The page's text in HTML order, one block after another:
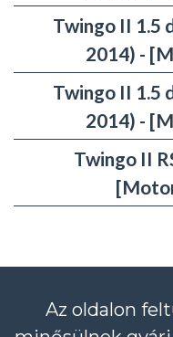
Twingo II 1.5
2014) -
Twingo II 1.5
2014) -
Twingo II
Az oldalon